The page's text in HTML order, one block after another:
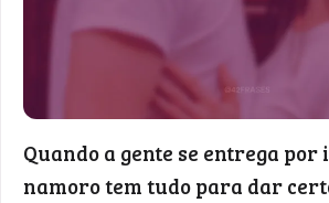
Quando a gente se entrega por
namoro tem tudo para dar